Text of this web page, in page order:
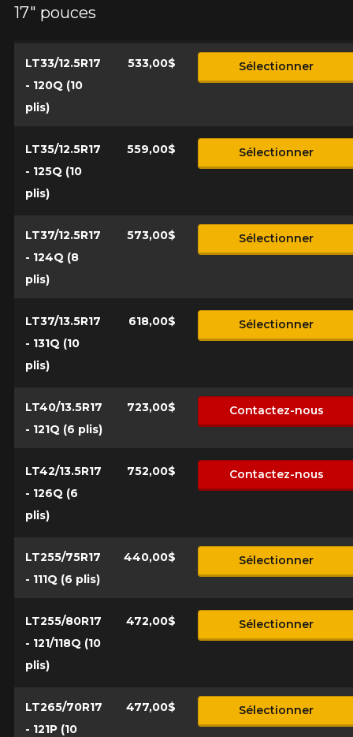
17" pouces
LT33/12.5R17
- 120Q (10
plis)
533,00$ Sélectionner
LT35/12.5R17
- 125Q (10
plis)
559,00$ Sélectionner
LT37/12.5R17
- 124Q (8
plis)
573,00$ Sélectionner
LT37/13.5R17
- 131Q (10
plis)
618,00$ Sélectionner
LT40/13.5R17
- 121Q (6 plis)
723,00$ Contactez-nous
LT42/13.5R17
- 126Q (6
plis)
752,00$ Contactez-nous
LT255/75R17
- 111Q (6 plis)
440,00$ Sélectionner
LT255/80R17
- 121/118Q (10
plis)
472,00$ Sélectionner
LT265/70R17
- 121P (10
477,00$ Sélectionner
Condition de route
Votre avis
Note
Commentaire
VOICI LES DIMENSIONS POUR VOTRE VÉHICULE
Que magasinez-vous?
Malheureusement, aucun résultat ne
convenant parfaitement à votre
N'hésitez pas à contacter notre service
*Attention cette dimension représente une possibilité
d'équipement pour votre véhicule, vous devez vérifier